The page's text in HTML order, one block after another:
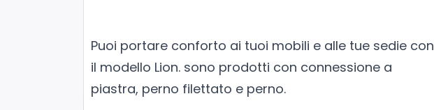
Puoi portare conforto ai tuoi mobili e alle tue sedie con
il modello Lion. sono prodotti con connessione a
piastra, perno filettato e perno.